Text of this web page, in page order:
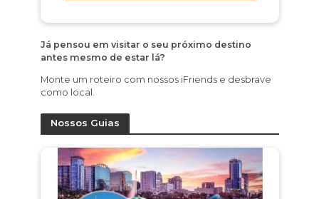
Já pensou em visitar o seu próximo destino
antes mesmo de estar lá?
Monte um roteiro com nossos iFriends e desbrave
como local.
Nossos Guias